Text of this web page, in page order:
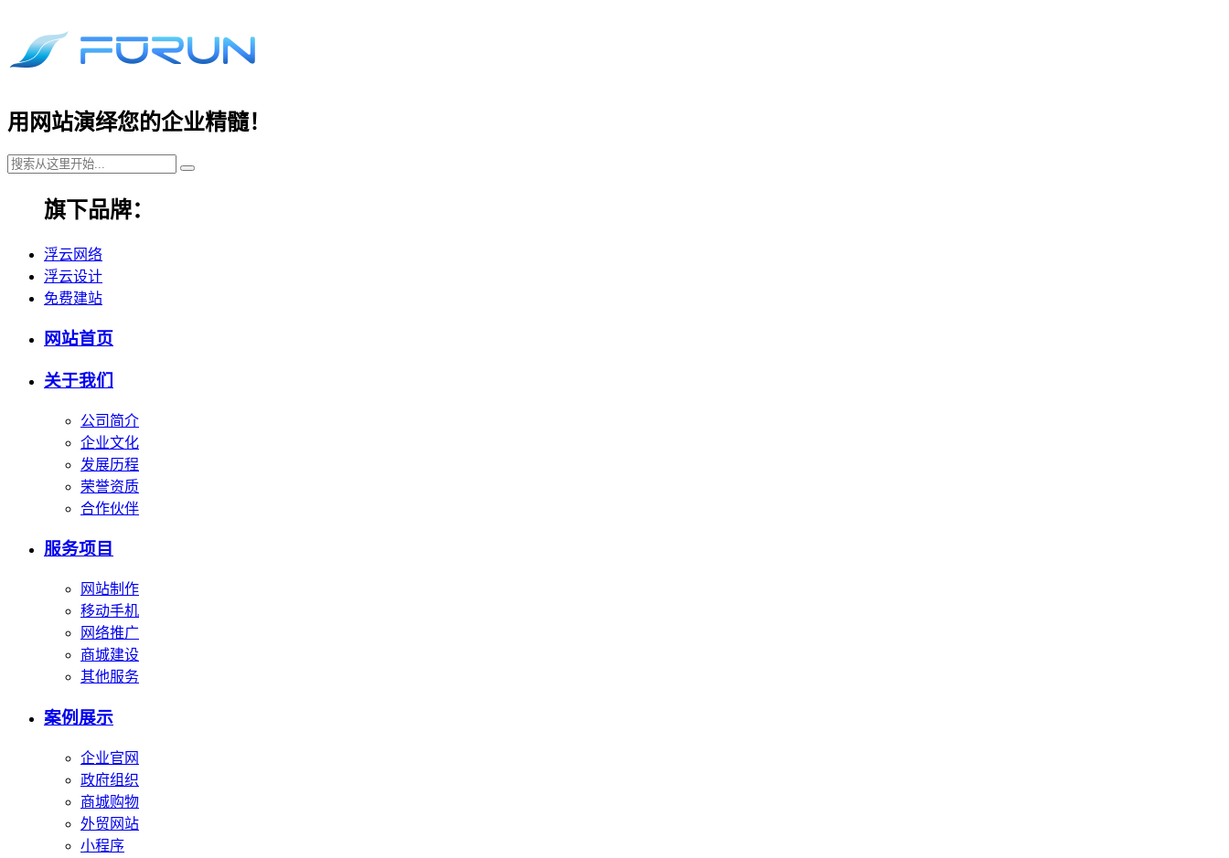
用网站演绎您的企业精髓！
旗下品牌：
浮云网络
浮云设计
免费建站
网站首页
关于我们
公司简介
企业文化
发展历程
荣誉资质
合作伙伴
服务项目
网站制作
移动手机
网络推广
商城建设
其他服务
案例展示
企业官网
政府组织
商城购物
外贸网站
小程序